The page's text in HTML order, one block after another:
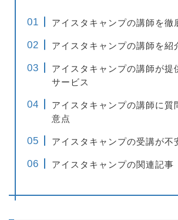
アイスタキャンプの講師を徹
アイスタキャンプの講師を紹
アイスタキャンプの講師が提
サービス
アイスタキャンプの講師に質
意点
アイスタキャンプの受講が不
アイスタキャンプの関連記事